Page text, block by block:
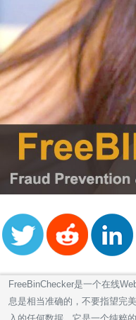
FreeBinChecker是一个在线
息是相当准确的，不要指望完